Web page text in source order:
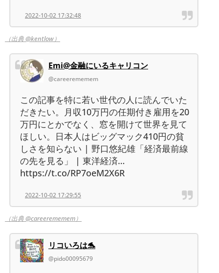
2022-10-02 17:32:48
（出典 @kentlow）
Emi@金融にいるキャリコン
@careerememem
この記事を特に若い世代の人に読んでいた
だきたい。月収10万円の任期付き雇用を20
万円にとかでなく、窓を開けて世界を見て
ほしい。日本人はビッグマック410円の貧
しさを知らない | 野口悠紀雄「経済最前線
の先を見る」 | 東洋経済…
https://t.co/RP7oeM2X6R
2022-10-02 17:29:55
（出典 @careerememem）
リコいろは🐬
@pido00095679